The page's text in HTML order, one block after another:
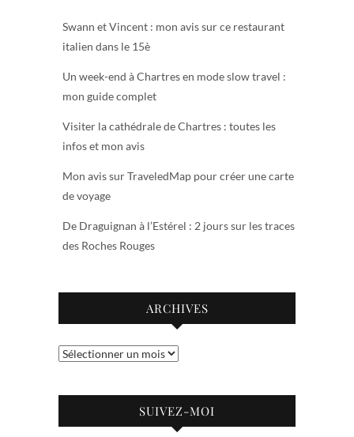
Swann et Vincent : mon avis sur ce restaurant
italien dans le 15è
Un week-end à Chartres en mode slow travel :
mon guide complet
Visiter la cathédrale de Chartres : toutes les
infos et mon avis
Mon avis sur TraveledMap pour créer une carte
de voyage
De Draguignan à l’Estérel : 2 jours sur les traces
des Roches Rouges
ARCHIVES
Archives
SUIVEZ-MOI